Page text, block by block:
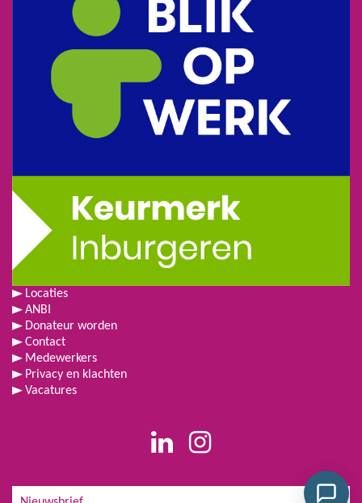
Locaties
ANBI
Donateur worden
Contact
Medewerkers
Privacy en klachten
Vacatures